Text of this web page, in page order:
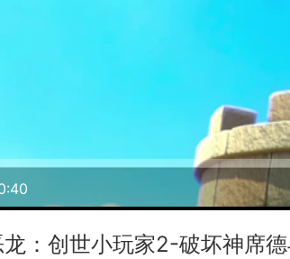
龙：创世小玩家2-破坏神席